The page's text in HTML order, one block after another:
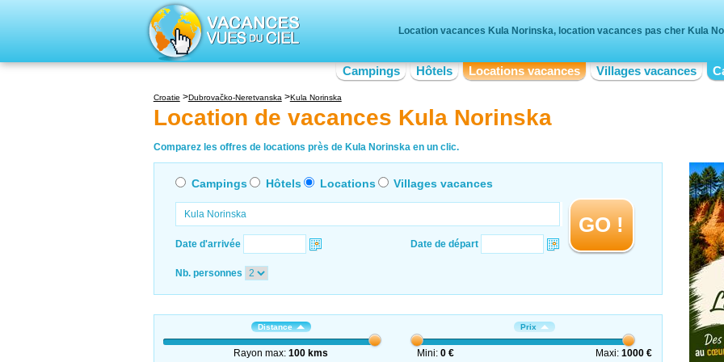
Location vacances Kula Norinska, location vacances pas cher Kula
Campings Hôtels Locations vacances Villages vacances
Croatie Dubrovačko-Neretvanska Kula Norinska
Location de vacances Kula Norinska
Comparez les offres de locations près de Kula Norinska en un clic.
Campings Hôtels Locations Villages vacances
Date d'arrivée Date de départ
GO !
Nb. personnes
Distance
Rayon max:100 kms
Prix
Mini: 0 € Maxi:1000 €